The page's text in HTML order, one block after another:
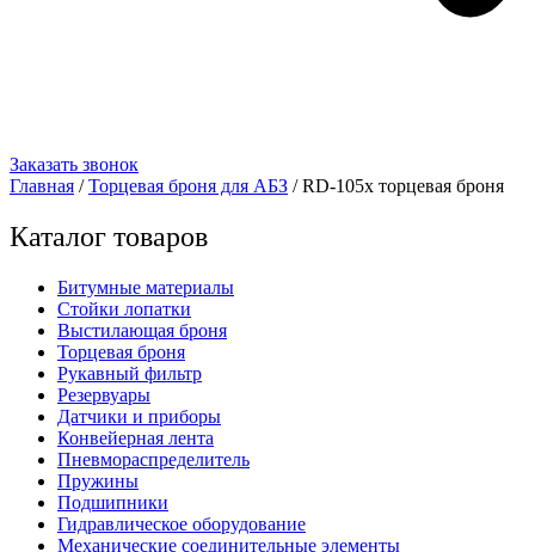
Заказать звонок
Главная /Торцевая броня для АБЗ / RD-105x торцевая броня
Каталог товаров
Битумные материалы
Стойки лопатки
Выстилающая броня
Торцевая броня
Рукавный фильтр
Резервуары
Датчики и приборы
Конвейерная лента
Пневмораспределитель
Пружины
Подшипники
Гидравлическое оборудование
Механические соединительные элементы